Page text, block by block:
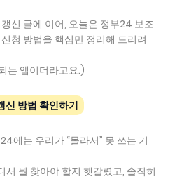
신 글에 이어, 오늘은 정부24 보조
청 방법을 핵심만 정리해 드리려
는 앱이더라고요.)
신 방법 확인하기
에는 우리가 “몰라서” 못 쓰는 기
서 뭘 찾아야 할지 헷갈렸고, 솔직히